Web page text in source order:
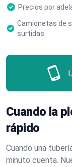
Precios por
Camionetas de
surtidas
Cuando la
rápido
Cuando una
minuto cuenta.